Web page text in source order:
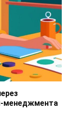
менеджмента